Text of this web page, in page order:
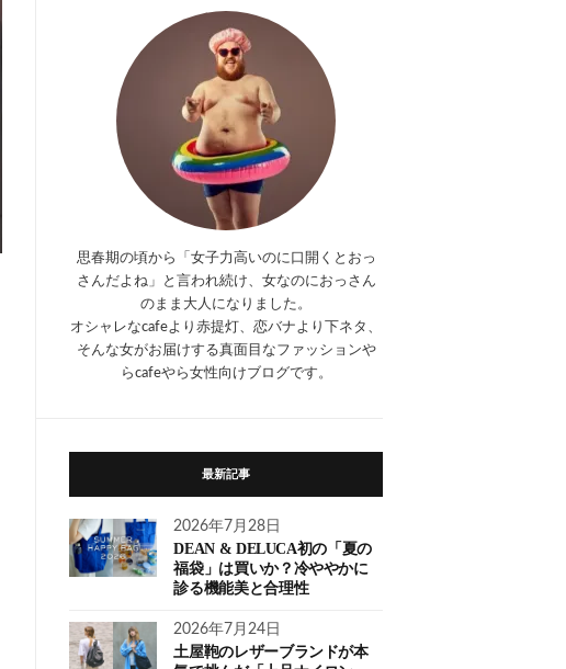
思春期の頃から「女子力高いのに口開くとおっ
さんだよね」と言われ続け、女なのにおっさん
のまま大人になりました。
オシャレなcafeより赤提灯、恋バナより下ネタ、
そんな女がお届けする真面目なファッションや
らcafeやら女性向けブログです。
最新記事
2026年7月28日
DEAN & DELUCA初の「夏の
福袋」は買いか？冷ややかに
診る機能美と合理性
2026年7月24日
土屋鞄のレザーブランドが本